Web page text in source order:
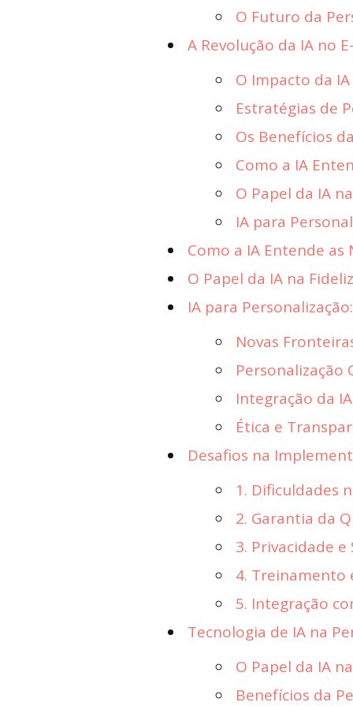
O Futuro da
A Revolução da IA no
O Impacto da
Estratégias de
Os Benefícios
Como a IA
O Papel da IA
IA para
Como a IA Entende as
O Papel da IA na
IA para
Novas
Personalização
Integração da
Ética e
Desafios na
1. Dificuldades
2. Garantia da
3. Privacidade
4. Treinamento
5. Integração
Tecnologia de IA na
O Papel da IA
Benefícios da